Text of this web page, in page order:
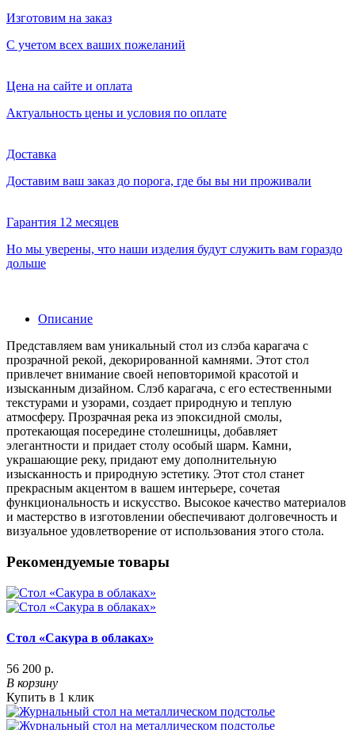
Изготовим на заказ
С учетом всех ваших пожеланий
Цена на сайте и оплата
Актуальность цены и условия по оплате
Доставка
Доставим ваш заказ до порога, где бы вы ни проживали
Гарантия 12 месяцев
Но мы уверены, что наши изделия будут служить вам гораздо
дольше
Описание
Представляем вам уникальный стол из слэба карагача с
прозрачной рекой, декорированной камнями. Этот стол
привлечет внимание своей неповторимой красотой и
изысканным дизайном. Слэб карагача, с его естественными
текстурами и узорами, создает природную и теплую
атмосферу. Прозрачная река из эпоксидной смолы,
протекающая посередине столешницы, добавляет
элегантности и придает столу особый шарм. Камни,
украшающие реку, придают ему дополнительную
изысканность и природную эстетику. Этот стол станет
прекрасным акцентом в вашем интерьере, сочетая
функциональность и искусство. Высокое качество материалов
и мастерство в изготовлении обеспечивают долговечность и
визуальное удовлетворение от использования этого стола.
Рекомендуемые товары
Стол «Сакура в облаках»
56 200 р.
В корзину
Купить в 1 клик